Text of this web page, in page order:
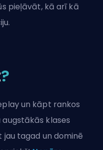
pieļāvāt, kā arī kā
?
un kāpt rankos
klases
jau tagad un dominē